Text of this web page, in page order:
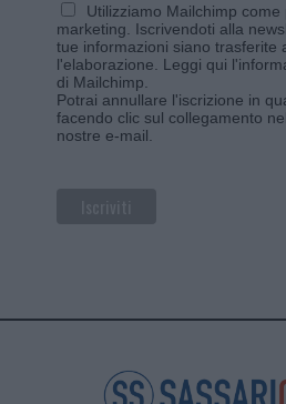
Utilizziamo Mailchimp come
marketing. Iscrivendoti alla
tue informazioni siano trasferite
l'elaborazione. Leggi qui
di Mailchimp
Potrai annullare l'iscrizione in
facendo clic sul collegamento
nostre e-mail.